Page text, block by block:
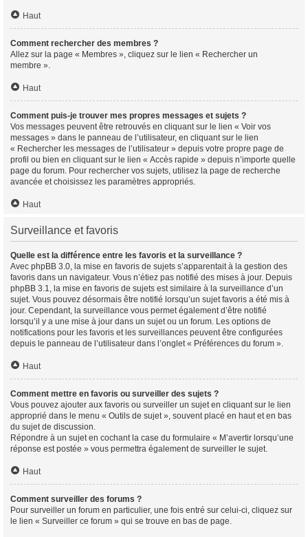
Haut
Comment rechercher des membres ?
Allez sur la page « Membres », cliquez sur le lien « Rechercher un
membre ».
Haut
Comment puis-je trouver mes propres messages et sujets ?
Vos messages peuvent être retrouvés en cliquant sur le lien « Voir vos
messages » dans le panneau de l’utilisateur, en cliquant sur le lien
« Rechercher les messages de l’utilisateur » depuis votre propre page de
profil ou bien en cliquant sur le lien « Accès rapide » depuis n’importe quelle
page du forum. Pour rechercher vos sujets, utilisez la page de recherche
avancée et choisissez les paramètres appropriés.
Haut
Surveillance et favoris
Quelle est la différence entre les favoris et la surveillance ?
Avec phpBB 3.0, la mise en favoris de sujets s’apparentait à la gestion des
favoris dans un navigateur. Vous n’étiez pas notifié des mises à jour. Depuis
phpBB 3.1, la mise en favoris de sujets est similaire à la surveillance d’un
sujet. Vous pouvez désormais être notifié lorsqu’un sujet favoris a été mis à
jour. Cependant, la surveillance vous permet également d’être notifié
lorsqu’il y a une mise à jour dans un sujet ou un forum. Les options de
notifications pour les favoris et les surveillances peuvent être configurées
depuis le panneau de l’utilisateur dans l’onglet « Préférences du forum ».
Haut
Comment mettre en favoris ou surveiller des sujets ?
Vous pouvez ajouter aux favoris ou surveiller un sujet en cliquant sur le lien
approprié dans le menu « Outils de sujet », souvent placé en haut et en bas
du sujet de discussion.
Répondre à un sujet en cochant la case du formulaire « M’avertir lorsqu’une
réponse est postée » vous permettra également de surveiller le sujet.
Haut
Comment surveiller des forums ?
Pour surveiller un forum en particulier, une fois entré sur celui-ci, cliquez sur
le lien « Surveiller ce forum » qui se trouve en bas de page.